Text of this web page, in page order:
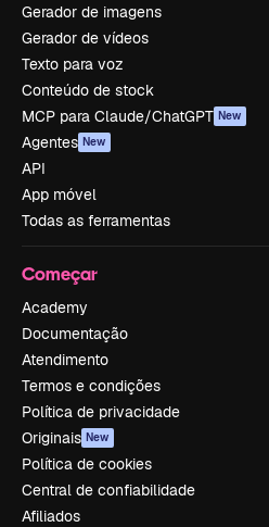
Gerador de imagens
Gerador de vídeos
Texto para voz
Conteúdo de stock
MCP para Claude/ChatGPT New
Agentes New
API
App móvel
Todas as ferramentas
Começar
Academy
Documentação
Atendimento
Termos e condições
Política de privacidade
Originais New
Política de cookies
Central de confiabilidade
Afiliados